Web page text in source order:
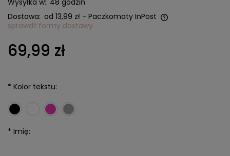
Wysyłka w: 48 godzin
Dostawa: od 13,99 zł - Paczkomaty InPost
Cena nie zawiera ewentualnych kosztów płatności
sprawdź formy dostawy
69,99 zł
* Kolor tekstu:
* Imię: